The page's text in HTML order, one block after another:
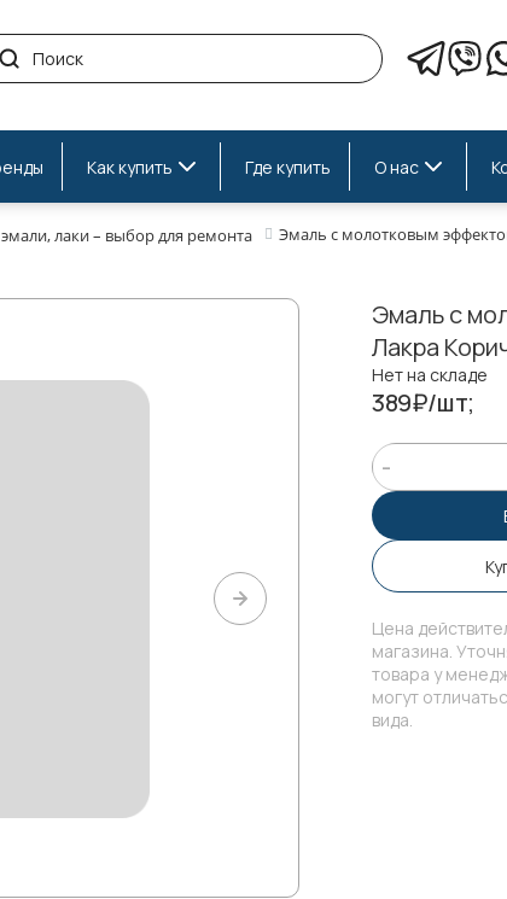
Как купить Где купить О нас
лаки – выбор для ремонта Эмаль с молотковым
Эмаль с
Лакра
Нет на складе
389₽/шт;
Цена
магазина.
товара у
могут
вида.